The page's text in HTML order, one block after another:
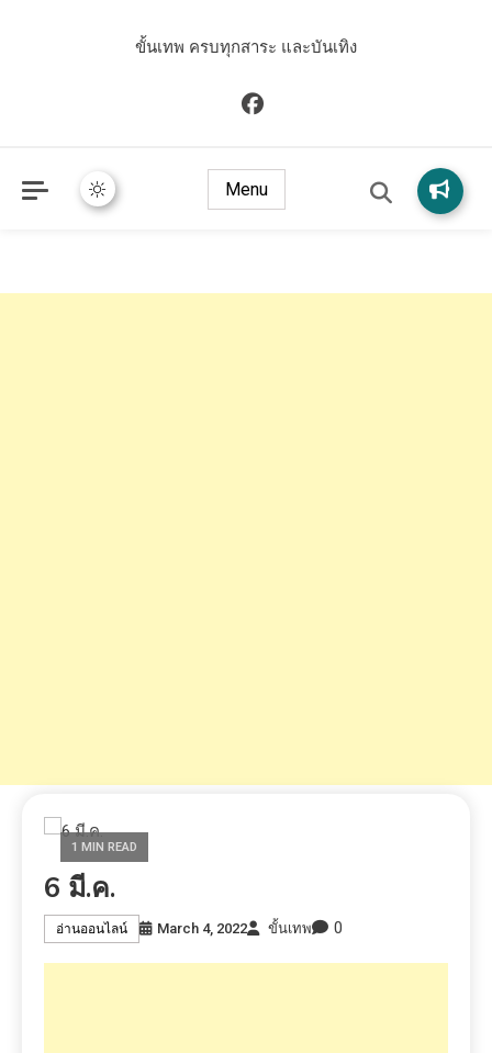
ขั้นเทพ ครบทุกสาระ และบันเทิง
Menu
1 MIN READ
6 มี.ค.
อ่านออนไลน์ March 4, 2022 ขั้นเทพ 0